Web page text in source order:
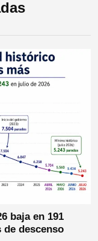
baja en 191
de descenso